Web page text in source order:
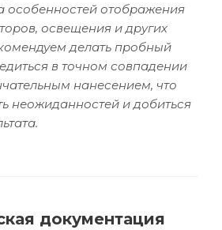
особенностей отображения
освещения и других
делать пробный
в точном совпадении
нанесением, что
неожиданностей и добиться
документация